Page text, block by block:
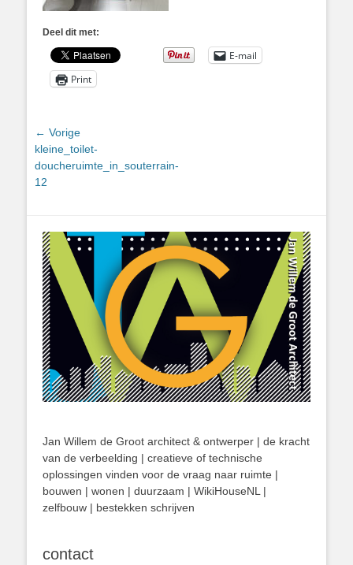
Deel dit met:
E-mail
Print
Bericht
navigatie
← Vorige
Vorig
bericht:
kleine_toilet-
doucheruimte_in_souterrain-
12
Jan Willem de Groot architect & ontwerper | de kracht
van de verbeelding | creatieve of technische
oplossingen vinden voor de vraag naar ruimte |
bouwen | wonen | duurzaam | WikiHouseNL |
zelfbouw | bestekken schrijven
contact